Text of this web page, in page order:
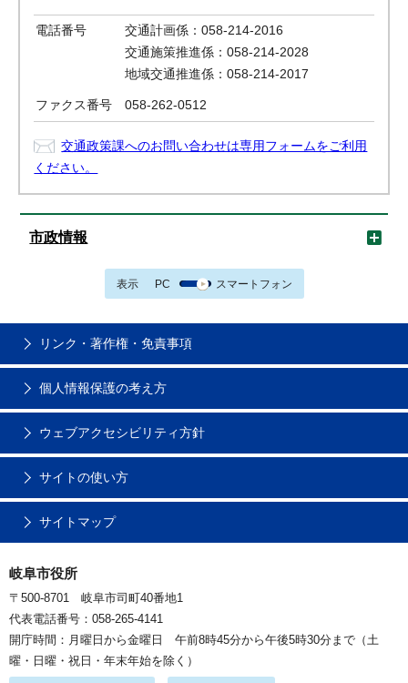
電話番号
交通計画係：058-214-2016
交通施策推進係：058-214-2028
地域交通推進係：058-214-2017
ファクス番号 058-262-0512
交通政策課へのお問い合わせは専用フォームをご利用
ください。
市政情報
表示 PC スマートフォン
リンク・著作権・免責事項
個人情報保護の考え方
ウェブアクセシビリティ方針
サイトの使い方
サイトマップ
岐阜市役所
〒500-8701 岐阜市司町40番地1
代表電話番号：058-265-4141
開庁時間：月曜日から金曜日 午前8時45分から午後5時30分まで（土
曜・日曜・祝日・年末年始を除く）